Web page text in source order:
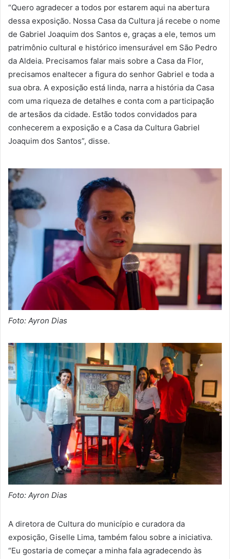
“Quero agradecer a todos por estarem aqui na abertura
dessa exposição. Nossa Casa da Cultura já recebe o nome
de Gabriel Joaquim dos Santos e, graças a ele, temos um
patrimônio cultural e histórico imensurável em São Pedro
da Aldeia. Precisamos falar mais sobre a Casa da Flor,
precisamos enaltecer a figura do senhor Gabriel e toda a
sua obra. A exposição está linda, narra a história da Casa
com uma riqueza de detalhes e conta com a participação
de artesãos da cidade. Estão todos convidados para
conhecerem a exposição e a Casa da Cultura Gabriel
Joaquim dos Santos”, disse.
Foto: Ayron Dias
Foto: Ayron Dias
A diretora de Cultura do município e curadora da
exposição, Giselle Lima, também falou sobre a iniciativa.
“Eu gostaria de começar a minha fala agradecendo às